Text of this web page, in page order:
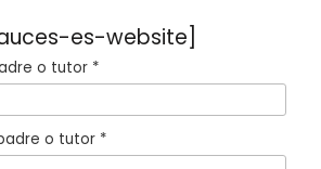
es-website]
o tutor *
o tutor *